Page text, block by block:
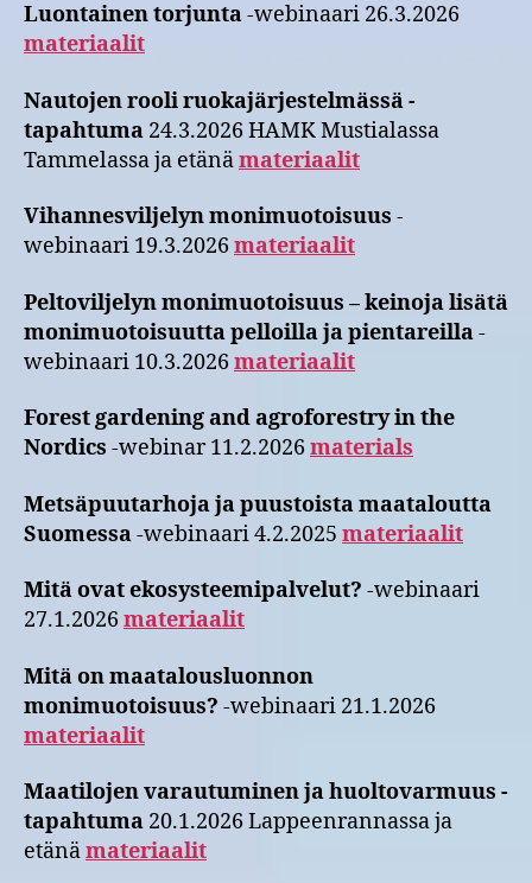
Luontainen torjunta-webinaari 26.3.2026
materiaalit
Nautojen rooli ruokajärjestelmässä -
tapahtuma 24.3.2026 HAMK Mustialassa
Tammelassa ja etänämateriaalit
Vihannesviljelyn monimuotoisuus -
webinaari 19.3.2026 materiaalit
Peltoviljelyn monimuotoisuus – keinoja lisätä
monimuotoisuutta pelloilla ja pientareilla-
webinaari 10.3.2026 materiaalit
Forest gardening and agroforestry in the
Nordics -webinar 11.2.2026 materials
Metsäpuutarhoja ja puustoista maataloutta
Suomessa-webinaari 4.2.2025 materiaalit
Mitä ovat ekosysteemipalvelut? -webinaari
27.1.2026 materiaalit
Mitä on maatalousluonnon
monimuotoisuus? -webinaari 21.1.2026
materiaalit
Maatilojen varautuminen ja huoltovarmuus -
tapahtuma 20.1.2026 Lappeenrannassa ja
etänämateriaalit